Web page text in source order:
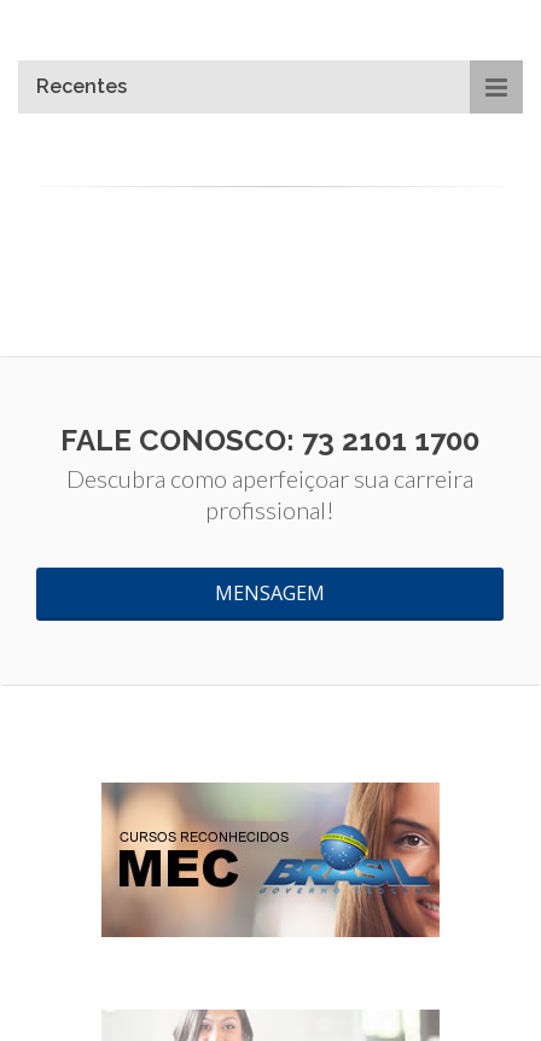
Recentes
FALE CONOSCO: 73 2101 1700
Descubra como aperfeiçoar sua carreira
profissional!
MENSAGEM